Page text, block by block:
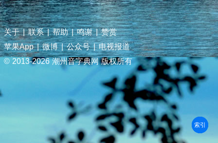
关于 | 联系 | 帮助 | 鸣谢 | 赞赏
苹果App | 微博 | 公众号 | 电视报道
© 2013-2026 潮州音字典网 版权所有
部首
笔划
拼音
潮拼